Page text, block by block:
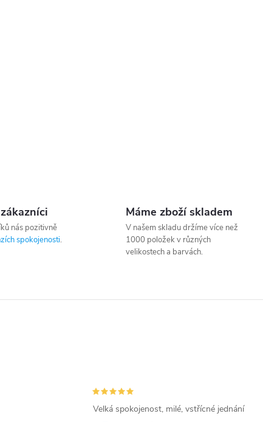
nás pozitivně
spokojenosti.
Máme zboží skladem
V našem skladu držíme více než
1000 položek v různých
velikostech a barvách.
Velká spokojenost, milé, vstřícné jednání